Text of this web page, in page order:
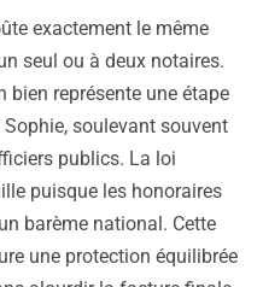
exactement le même
seul ou à deux notaires.
bien représente une étape
soulevant souvent
publics. La loi
puisque les honoraires
barème national. Cette
une protection équilibrée